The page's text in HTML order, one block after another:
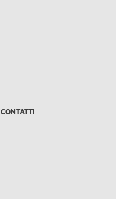
CONTATTI